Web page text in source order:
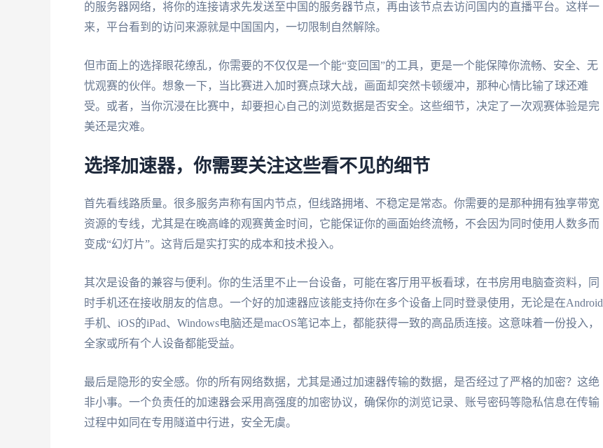
的服务器网络，将你的连接请求先发送至中国的服务器节点，再由该节点去访问国内的直播平台。这样一
来，平台看到的访问来源就是中国国内，一切限制自然解除。
但市面上的选择眼花缭乱，你需要的不仅仅是一个能“变回国”的工具，更是一个能保障你流畅、安全、无
忧观赛的伙伴。想象一下，当比赛进入加时赛点球大战，画面却突然卡顿缓冲，那种心情比输了球还难
受。或者，当你沉浸在比赛中，却要担心自己的浏览数据是否安全。这些细节，决定了一次观赛体验是完
美还是灾难。
选择加速器，你需要关注这些看不见的细节
首先看线路质量。很多服务声称有国内节点，但线路拥堵、不稳定是常态。你需要的是那种拥有独享带宽
资源的专线，尤其是在晚高峰的观赛黄金时间，它能保证你的画面始终流畅，不会因为同时使用人数多而
变成“幻灯片”。这背后是实打实的成本和技术投入。
其次是设备的兼容与便利。你的生活里不止一台设备，可能在客厅用平板看球，在书房用电脑查资料，同
时手机还在接收朋友的信息。一个好的加速器应该能支持你在多个设备上同时登录使用，无论是在Android
手机、iOS的iPad、Windows电脑还是macOS笔记本上，都能获得一致的高品质连接。这意味着一份投入，
全家或所有个人设备都能受益。
最后是隐形的安全感。你的所有网络数据，尤其是通过加速器传输的数据，是否经过了严格的加密？这绝
非小事。一个负责任的加速器会采用高强度的加密协议，确保你的浏览记录、账号密码等隐私信息在传输
过程中如同在专用隧道中行进，安全无虞。